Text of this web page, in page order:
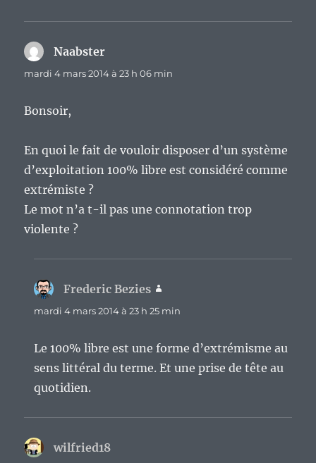
Naabster
mardi 4 mars 2014 à 23 h 06 min
Bonsoir,
En quoi le fait de vouloir disposer d’un système
d’exploitation 100% libre est considéré comme
extrémiste ?
Le mot n’a t-il pas une connotation trop
violente ?
Frederic Bezies
mardi 4 mars 2014 à 23 h 25 min
Le 100% libre est une forme d’extrémisme au
sens littéral du terme. Et une prise de tête au
quotidien.
wilfried18